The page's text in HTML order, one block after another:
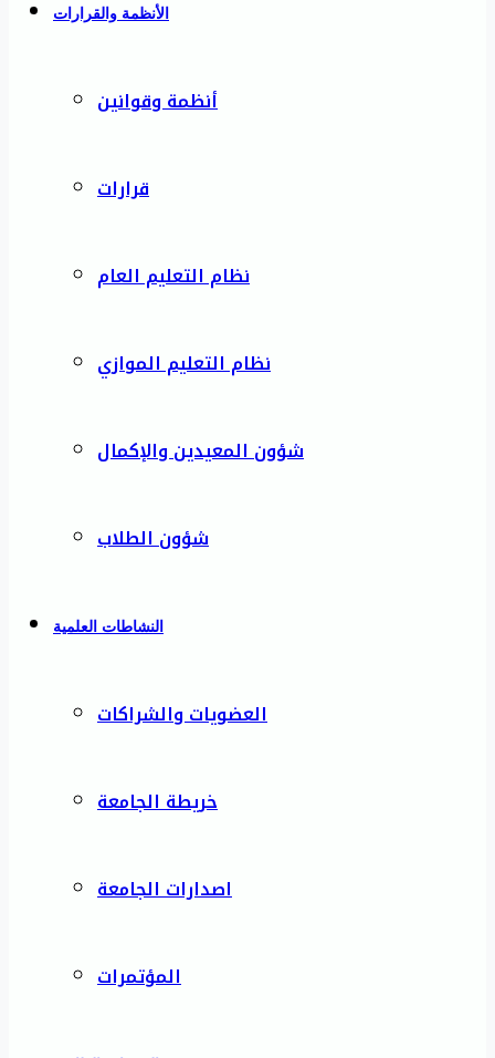
الأنظمة والقرارات
أنظمة وقوانين
قرارات
نظام التعليم العام
نظام التعليم الموازي
شؤون المعيدين والإكمال
شؤون الطلاب
النشاطات العلمية
العضويات والشراكات
خريطة الجامعة
اصدارات الجامعة
المؤتمرات